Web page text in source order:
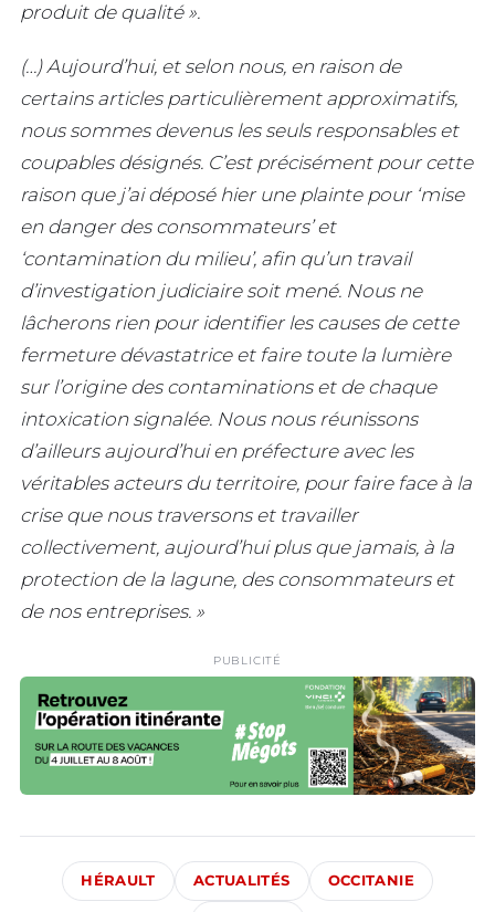
produit de qualité ».
(…) Aujourd’hui, et selon nous, en raison de
certains articles particulièrement approximatifs,
nous sommes devenus les seuls responsables et
coupables désignés. C’est précisément pour cette
raison que j’ai déposé hier une plainte pour ‘mise
en danger des consommateurs’ et
‘contamination du milieu’, afin qu’un travail
d’investigation judiciaire soit mené. Nous ne
lâcherons rien pour identifier les causes de cette
fermeture dévastatrice et faire toute la lumière
sur l’origine des contaminations et de chaque
intoxication signalée. Nous nous réunissons
d’ailleurs aujourd’hui en préfecture avec les
véritables acteurs du territoire, pour faire face à la
crise que nous traversons et travailler
collectivement, aujourd’hui plus que jamais, à la
protection de la lagune, des consommateurs et
de nos entreprises. »
PUBLICITÉ
HÉRAULT ACTUALITÉS OCCITANIE